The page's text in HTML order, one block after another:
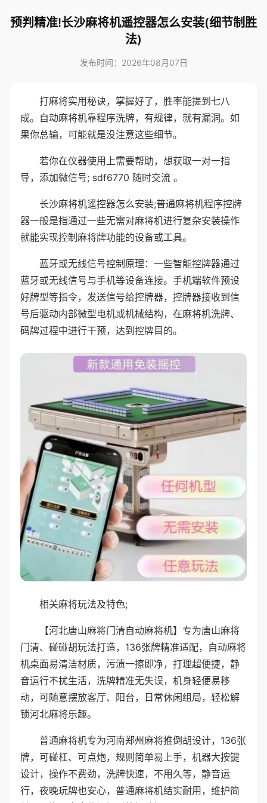
预判精准!长沙麻将机遥控器怎么安装(细节制胜
法)
发布时间：2026年08月07日
打麻将实用秘诀，掌握好了，胜率能提到七八
成。自动麻将机靠程序洗牌，有规律，就有漏洞。如
果你总输，可能就是没注意这些细节。
若你在仪器使用上需要帮助，想获取一对一指
导，添加微信号; sdf6770 随时交流 。
长沙麻将机遥控器怎么安装;普通麻将机程序控牌
器一般是指通过一些无需对麻将机进行复杂安装操作
就能实现控制麻将牌功能的设备或工具。
蓝牙或无线信号控制原理：一些智能控牌器通过
蓝牙或无线信号与手机等设备连接。手机端软件预设
好牌型等指令，发送信号给控牌器，控牌器接收到信
号后驱动内部微型电机或机械结构，在麻将机洗牌、
码牌过程中进行干预，达到控牌目的。
相关麻将玩法及特色;
【河北唐山麻将门清自动麻将机】专为唐山麻将
门清、碰碰胡玩法打造，136张牌精准适配，自动麻将
机桌面易清洁材质，污渍一擦即净，打理超便捷，静
音运行不扰生活，洗牌精准无失误，机身轻便易移
动，可随意摆放客厅、阳台，日常休闲组局，轻松解
锁河北麻将乐趣。
普通麻将机专为河南郑州麻将推倒胡设计，136张
牌，可碰杠、可点炮，规则简单易上手，机器大按键
设计，操作不费劲，洗牌快速，不用久等，静音运
行，夜晚玩牌也安心，普通麻将机结实耐用，维护简